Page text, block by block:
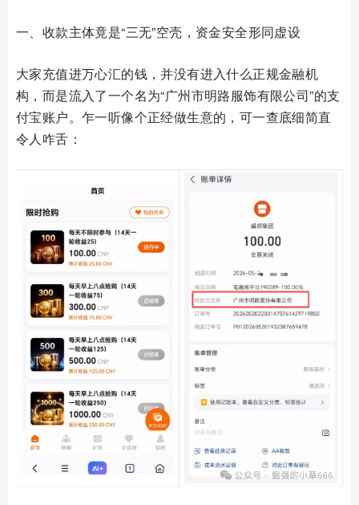
一、收款主体竟是“三无”空壳，资金安全形同虚设
大家充值进万心汇的钱，并没有进入什么正规金融机
构，而是流入了一个名为“广州市明路服饰有限公司”的支
付宝账户。乍一听像个正经做生意的，可一查底细简直
令人咋舌：